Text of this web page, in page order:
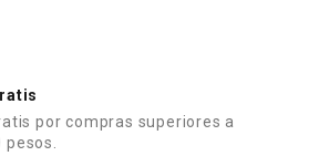
por compras superiores a
pesos.